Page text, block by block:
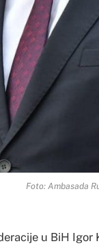
Foto: Ambasada
u BiH